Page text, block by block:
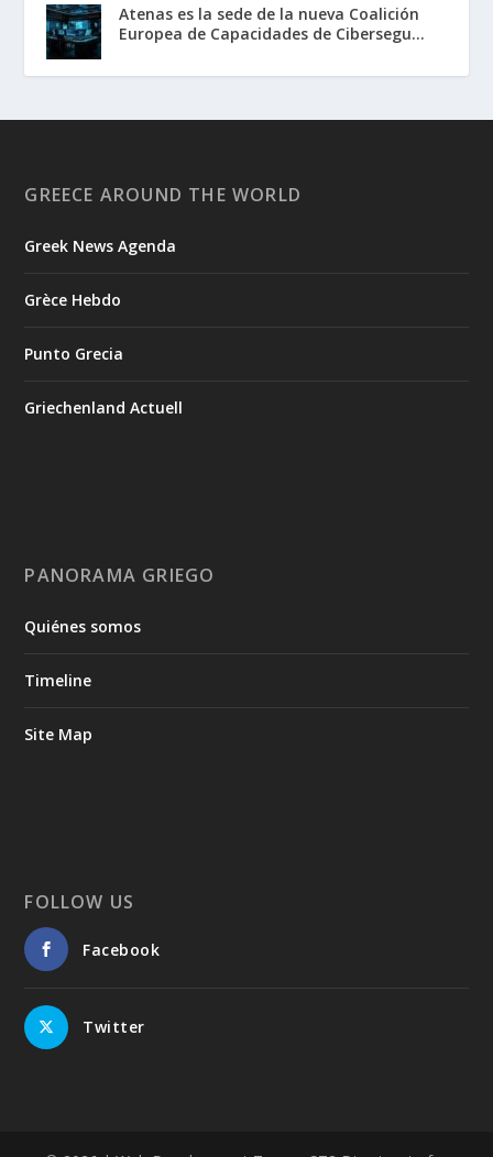
Atenas es la sede de la nueva Coalición
Europea de Capacidades de Cibersegu...
GREECE AROUND THE WORLD
Greek News Agenda
Grèce Hebdo
Punto Grecia
Griechenland Actuell
PANORAMA GRIEGO
Quiénes somos
Timeline
Site Map
FOLLOW US
Facebook
Twitter